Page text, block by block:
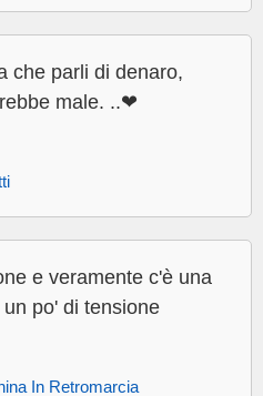
che parli di denaro,
male. ..❤
e veramente c'è una
po' di tensione
In Retromarcia